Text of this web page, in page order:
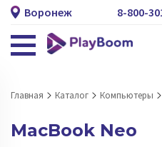
Воронеж 8-800-
Главная Каталог Компьютеры
MacBook Neo